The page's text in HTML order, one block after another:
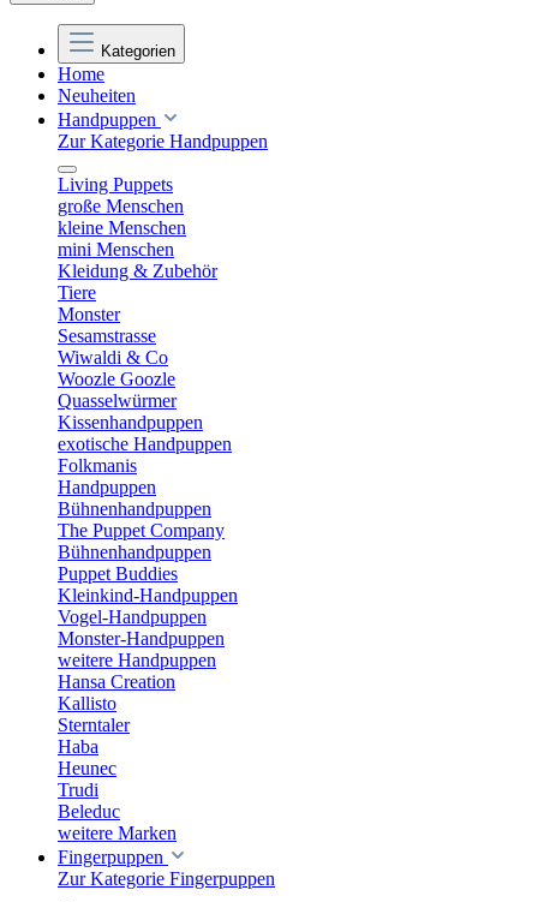
Kategorien
Home
Neuheiten
Handpuppen
Zur Kategorie Handpuppen
Living Puppets
große Menschen
kleine Menschen
mini Menschen
Kleidung & Zubehör
Tiere
Monster
Sesamstrasse
Wiwaldi & Co
Woozle Goozle
Quasselwürmer
Kissenhandpuppen
exotische Handpuppen
Folkmanis
Handpuppen
Bühnenhandpuppen
The Puppet Company
Bühnenhandpuppen
Puppet Buddies
Kleinkind-Handpuppen
Vogel-Handpuppen
Monster-Handpuppen
weitere Handpuppen
Hansa Creation
Kallisto
Sterntaler
Haba
Heunec
Trudi
Beleduc
weitere Marken
Fingerpuppen
Zur Kategorie Fingerpuppen